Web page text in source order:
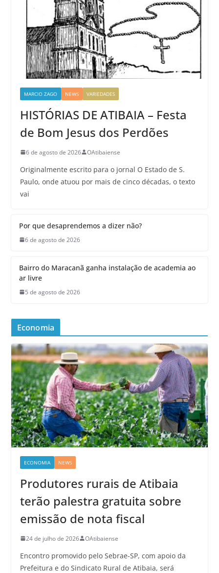
MARCIO ZAGO NEWS VARIEDADES
HISTÓRIAS DE ATIBAIA – Festa
de Bom Jesus dos Perdões
6 de agosto de 2026 OAtibaiense
Originalmente escrito para o jornal O Estado de S.
Paulo, onde atuou por mais de cinco décadas, o texto
vai
Por que desaprendemos a dizer não?
6 de agosto de 2026
Bairro do Maracanã ganha instalação de academia ao
ar livre
5 de agosto de 2026
Economia
ECONOMIA NEWS
Produtores rurais de Atibaia
terão palestra gratuita sobre
emissão de nota fiscal
24 de julho de 2026 OAtibaiense
Encontro promovido pelo Sebrae-SP, com apoio da
Prefeitura e do Sindicato Rural de Atibaia, será